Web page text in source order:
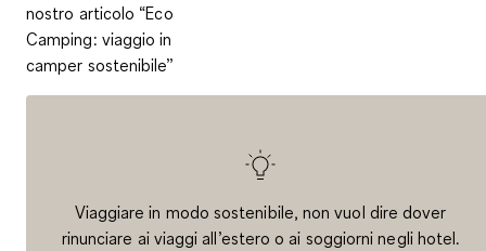
nostro articolo “Eco
Camping: viaggio in
camper sostenibile”
Viaggiare in modo sostenibile, non vuol dire dover
rinunciare ai viaggi all’estero o ai soggiorni negli hotel.